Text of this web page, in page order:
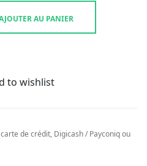
AU PANIER
to wishlist
de crédit, Digicash / Payconiq ou